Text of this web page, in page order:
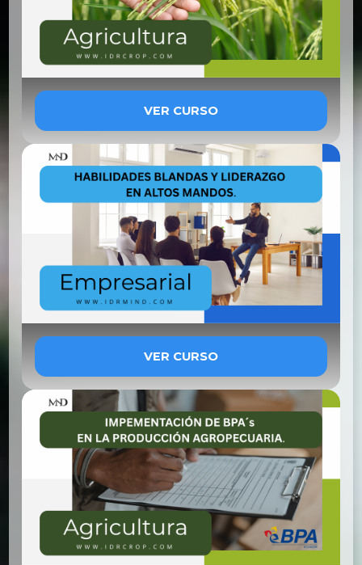
VER CURSO
VER CURSO